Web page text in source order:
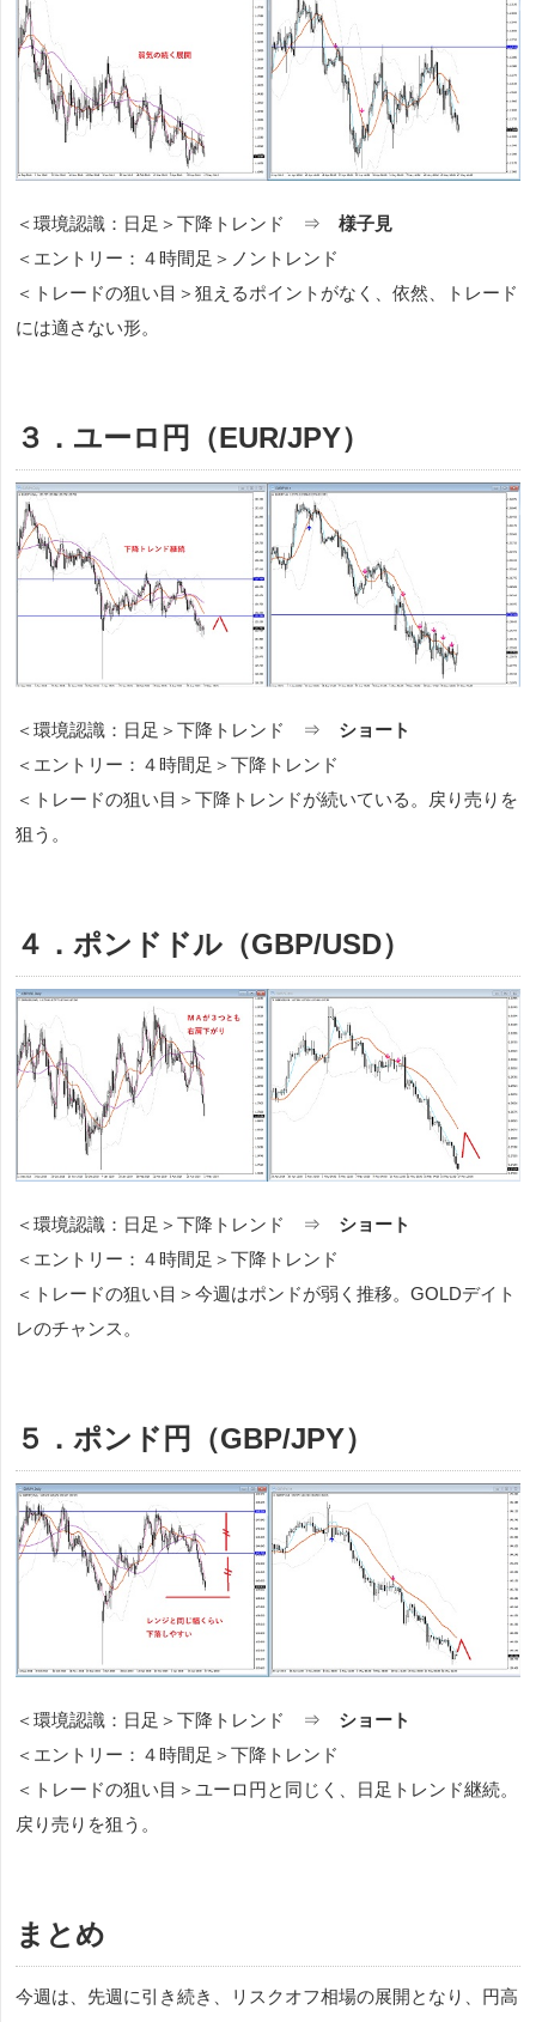
＜環境認識：日足＞下降トレンド ⇒ 様子見
＜エントリー：４時間足＞ノントレンド
＜トレードの狙い目＞狙えるポイントがなく、依然、トレード
には適さない形。
３．ユーロ円（EUR/JPY）
＜環境認識：日足＞下降トレンド ⇒ ショート
＜エントリー：４時間足＞下降トレンド
＜トレードの狙い目＞下降トレンドが続いている。戻り売りを
狙う。
４．ポンドドル（GBP/USD）
＜環境認識：日足＞下降トレンド ⇒ ショート
＜エントリー：４時間足＞下降トレンド
＜トレードの狙い目＞今週はポンドが弱く推移。GOLDデイト
レのチャンス。
５．ポンド円（GBP/JPY）
＜環境認識：日足＞下降トレンド ⇒ ショート
＜エントリー：４時間足＞下降トレンド
＜トレードの狙い目＞ユーロ円と同じく、日足トレンド継続。
戻り売りを狙う。
まとめ
今週は、先週に引き続き、リスクオフ相場の展開となり、円高